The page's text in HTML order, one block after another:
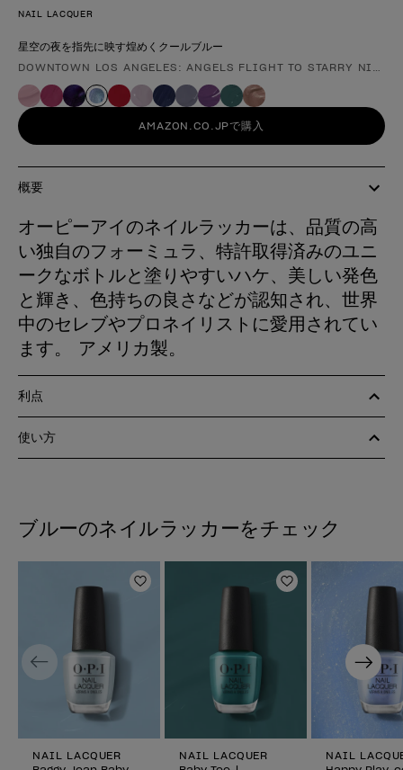
NAIL LACQUER
星空の夜を指先に映す煌めくクールブルー
製品形態
DOWNTOWN LOS ANGELES: ANGELS FLIGHT TO STARRY
AMAZON.CO.JPで購入
概要
オーピーアイのネイルラッカーは、品質の高
い独自のフォーミュラ、特許取得済みのユニ
ークなボトルと塗りやすいハケ、美しい発色
と輝き、色持ちの良さなどが認知され、世界
中のセレブやプロネイリストに愛用されてい
ます。 アメリカ製。
利点
使い方
ブルーのネイルラッカーをチェック
ほしいものリストに追加
NAIL LACQUER
ほしいものリス
NAIL LACQUER
NAIL
Previous Next